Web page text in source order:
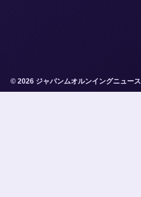
© 2026 ジャパンムオルンイングニュース